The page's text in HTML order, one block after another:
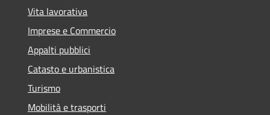
Vita lavorativa
Imprese e Commercio
Appalti pubblici
Catasto e urbanistica
Turismo
Mobilità e trasporti